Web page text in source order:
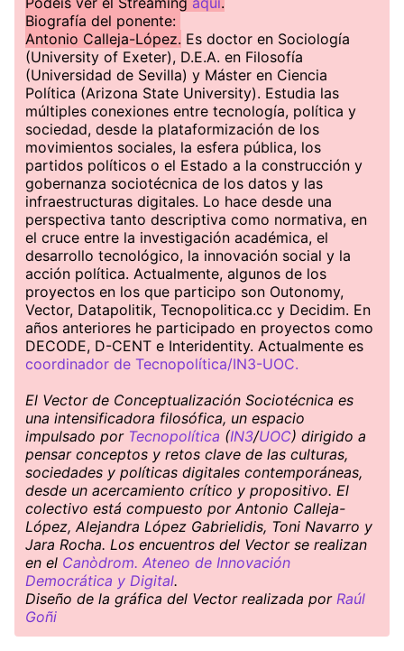
Biografía del ponente:
Antonio Calleja-López. Es doctor en Sociología
(University of Exeter), D.E.A. en Filosofía
(Universidad de Sevilla) y Máster en Ciencia
Política (Arizona State University). Estudia las
múltiples conexiones entre tecnología, política y
sociedad, desde la plataformización de los
movimientos sociales, la esfera pública, los
partidos políticos o el Estado a la construcción y
gobernanza sociotécnica de los datos y las
infraestructuras digitales. Lo hace desde una
perspectiva tanto descriptiva como normativa, en
el cruce entre la investigación académica, el
desarrollo tecnológico, la innovación social y la
acción política. Actualmente, algunos de los
proyectos en los que participo son Outonomy,
Vector, Datapolitik, Tecnopolitica.cc y Decidim. En
años anteriores he participado en proyectos como
DECODE, D-CENT e Interidentity. Actualmente es
coordinador de Tecnopolítica/IN3-UOC.
El Vector de Conceptualización Sociotécnica es
una intensificadora filosófica, un espacio
impulsado por Tecnopolítica (IN3/UOC) dirigido a
pensar conceptos y retos clave de las culturas,
sociedades y políticas digitales contemporáneas,
desde un acercamiento crítico y propositivo. El
colectivo está compuesto por Antonio Calleja-
López, Alejandra López Gabrielidis, Toni Navarro y
Jara Rocha. Los encuentros del Vector se realizan
en el Canòdrom. Ateneo de Innovación
Democrática y Digital.
Diseño de la gráfica del Vector realizada por Raúl
Goñi